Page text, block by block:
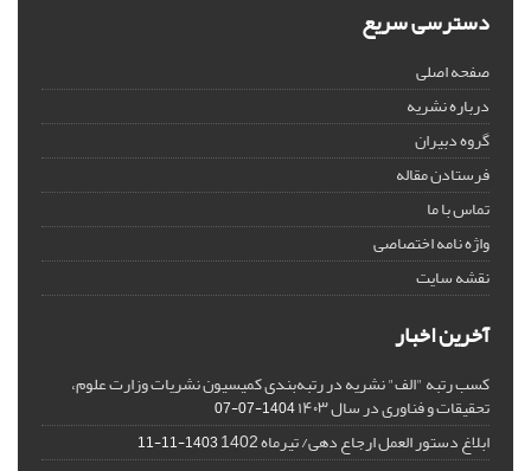
دسترسی سریع
صفحه اصلی
درباره نشریه
گروه دبیران
فرستادن مقاله
تماس با ما
واژه نامه اختصاصی
نقشه سایت
آخرین اخبار
کسب رتبه "الف" نشریه در رتبه‌بندی کمیسیون نشریات وزارت علوم،
تحقیقات و فناوری در سال ۱۴۰۳ 1404-07-07
ابلاغ دستور العمل ارجاع دهی/ تیرماه 1402 1403-11-11